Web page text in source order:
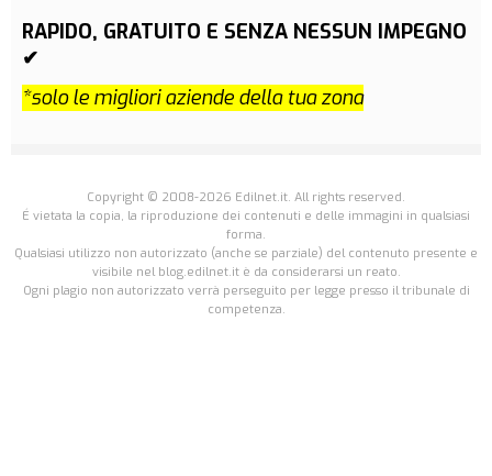
RAPIDO, GRATUITO E SENZA NESSUN IMPEGNO
✔
*solo le migliori aziende della tua zona
Copyright © 2008-2026 Edilnet.it. All rights reserved.
É vietata la copia, la riproduzione dei contenuti e delle immagini in qualsiasi
forma.
Qualsiasi utilizzo non autorizzato (anche se parziale) del contenuto presente e
visibile nel blog.edilnet.it è da considerarsi un reato.
Ogni plagio non autorizzato verrà perseguito per legge presso il tribunale di
competenza.